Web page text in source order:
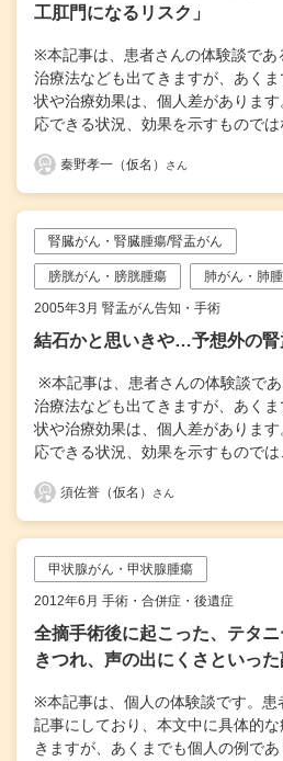
工肛門になるリスク」
※本記事は、患者さんの体験談であ
治療法なども出てきますが、あく
状や治療効果は、個人差がありま
応できる状況、効果を示すものでは
秦野孝一（仮名） さん
腎臓がん・腎臓腫瘍/腎盂がん
膀胱がん・膀胱腫瘍 肺がん・肺
2005年3月 腎盂がん告知・手術
結石かと思いきや…予想外の腎
※本記事は、患者さんの体験談で
治療法なども出てきますが、あく
状や治療効果は、個人差がありま
応できる状況、効果を示すものでは
須佐誉（仮名） さん
甲状腺がん・甲状腺腫瘍
2012年6月 手術・合併症・後遺症
全摘手術後に起こった、テタニ
きつれ、声の出にくさといった
※本記事は、個人の体験談です。患
記事にしており、本文中に具体的
きますが、あくまでも個人の例で